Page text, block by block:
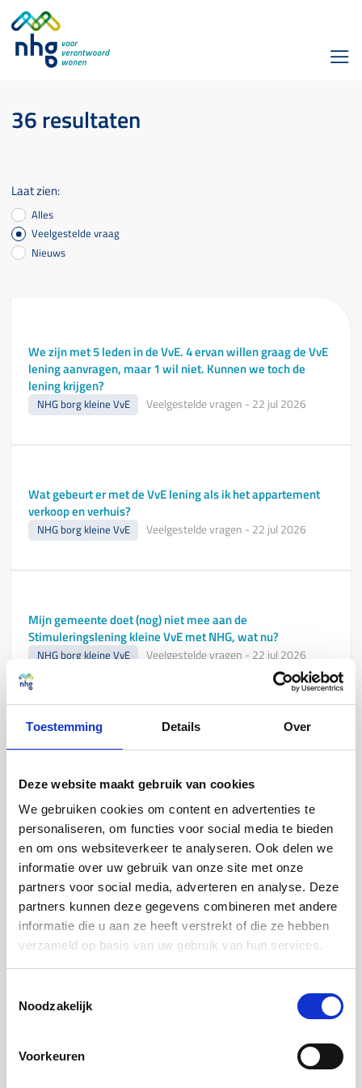
Toestemming Details Over
Deze website maakt gebruik van cookies
We gebruiken cookies om content en advertenties te
personaliseren, om functies voor social media te bieden
en om ons websiteverkeer te analyseren. Ook delen we
informatie over uw gebruik van onze site met onze
partners voor social media, adverteren en analyse. Deze
partners kunnen deze gegevens combineren met andere
informatie die u aan ze heeft verstrekt of die ze hebben
verzameld op basis van uw gebruik van hun services.
Noodzakelijk
Voorkeuren
36 resultaten
Laat zien:
Alles
Veelgestelde vraag
Nieuws
We zijn met 5 leden in de VvE. 4 ervan willen graag de VvE
lening aanvragen, maar 1 wil niet. Kunnen we toch de
lening krijgen?
NHG borg kleine VvE Veelgestelde vragen - 22 jul 2026
Wat gebeurt er met de VvE lening als ik het appartement
verkoop en verhuis?
NHG borg kleine VvE Veelgestelde vragen - 22 jul 2026
Mijn gemeente doet (nog) niet mee aan de
Stimuleringslening kleine VvE met NHG, wat nu?
NHG borg kleine VvE Veelgestelde vragen - 22 jul 2026
Hoeveel mag de VvE maximaal lenen met de
NHG borg kleine VvE Veelgestelde vragen-22 jul 2026
Ik woon in een appartement en wil graag verduurzamen.
Kan ik ook een VvE lening voor alleen mijn appartement
afsluiten?
NHG borg kleine VvE Veelgestelde vragen-22 jul 2026
Kan de VvE deze lening afsluiten voor de financiering van
NHG borg kleine VvE 22 jul 2026